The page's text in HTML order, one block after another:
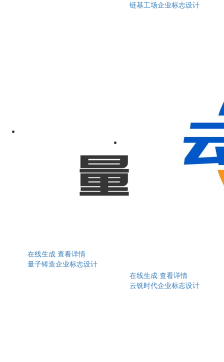
链基工场企业标志设计
在线生成 查看详情
量子铸造企业标志设计
在线生成 查看详情
云铣时代企业标志设计